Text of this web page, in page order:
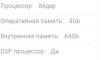
Процессор: 8ядер
Оперативная память: 4Gb
Внутренняя память: 64Gb
DSP процессор: Да